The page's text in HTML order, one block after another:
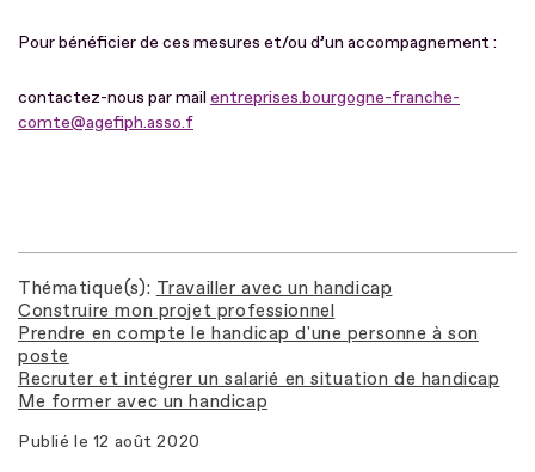
Pour bénéficier de ces mesures et/ou d’un accompagnement :
contactez-nous par mail entreprises.bourgogne-franche-
comte@agefiph.asso.f
Thématique(s) Travailler avec un handicap
Construire mon projet professionnel
Prendre en compte le handicap d'une personne à son
poste
Recruter et intégrer un salarié en situation de handicap
Me former avec un handicap
Publié le 12 août 2020